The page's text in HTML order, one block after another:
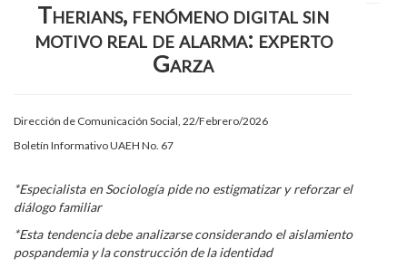
Patronato
Acreditación Internacional
Aspirantes
Personal
Therians, fenómeno digital sin
motivo real de alarma: experto
Garza
Dirección de Comunicación Social, 22/Febrero/2026
Boletín Informativo UAEH No. 67
*Especialista en Sociología pide no estigmatizar y reforzar el
diálogo familiar
*Esta tendencia debe analizarse considerando el aislamiento
pospandemia y la construcción de la identidad